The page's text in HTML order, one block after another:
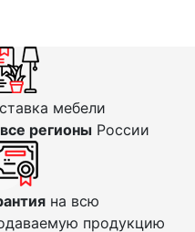
мебели
регионы России
на всю
продукцию